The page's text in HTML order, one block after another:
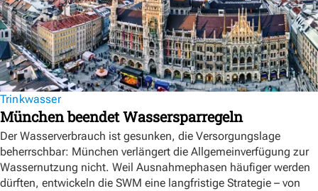
Trinkwasser
München beendet Wassersparregeln
Der Wasserverbrauch ist gesunken, die Versorgungslage
beherrschbar: München verlängert die Allgemeinverfügung zur
Wassernutzung nicht. Weil Ausnahmephasen häufiger werden
dürften, entwickeln die SWM eine langfristige Strategie – von